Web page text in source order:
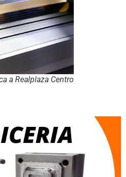
a Realplaza Centro